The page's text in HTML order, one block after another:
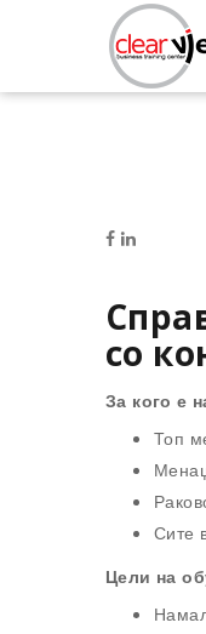
со
За кого е
Топ
Сите
Цели на